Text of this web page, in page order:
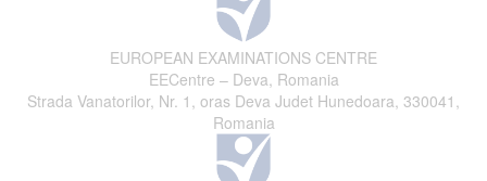
EUROPEAN EXAMINATIONS CENTRE
EECentre – Deva, Romania
Strada Vanatorilor, Nr. 1, oras Deva Judet Hunedoara, 330041,
Romania